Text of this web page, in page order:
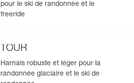
pour le ski de randonnée et le
freeride
TOUR
Harnais robuste et léger pour la
randonnée glaciaire et le ski de